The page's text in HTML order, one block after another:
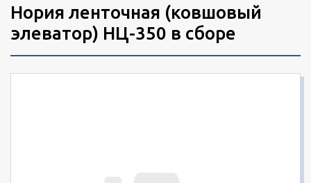
Ярославль, пер. Тепловой, д. 4, корп. 2
Нория ленточная (ковшовый
элеватор) НЦ-350 в сборе